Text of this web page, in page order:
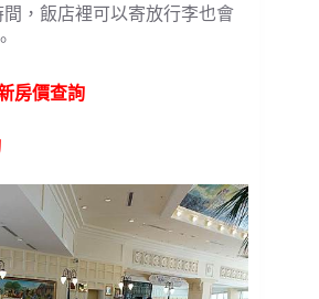
間，飯店裡可以寄放行李也會
房價查詢